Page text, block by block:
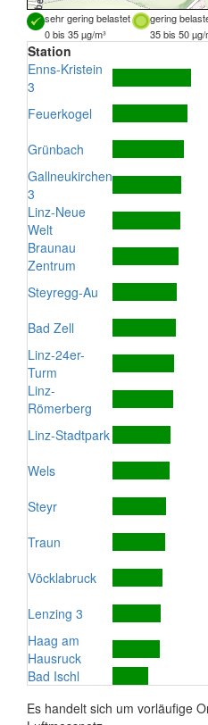
sehr gering belastet gering
0 bis 35 µg/m³
35 bis 50 µg/
Station
Enns-Kristein
3
Feuerkogel
Grünbach
Gallneukirchen
3
Linz-Neue
Welt
Braunau
Zentrum
Steyregg-Au
Bad Zell
Linz-24er-
Turm
Linz-
Römerberg
Linz-Stadtpark
Wels
Steyr
Traun
Vöcklabruck
Lenzing 3
Haag am
Hausruck
Bad Ischl
Es handelt sich um vorläufige